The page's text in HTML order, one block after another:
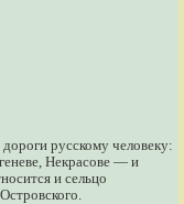
русскому человеку:
Некрасове — и
и сельцо